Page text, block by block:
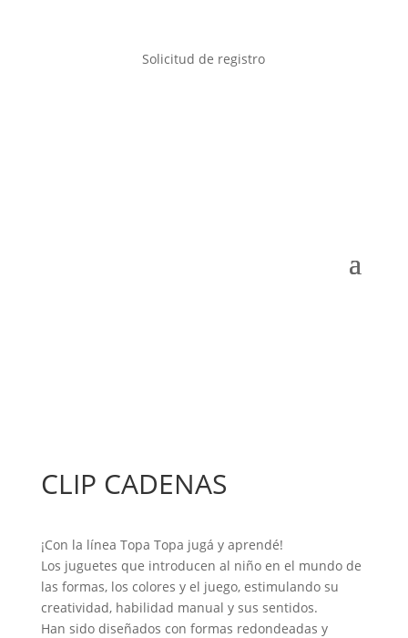
Solicitud de registro
CLIP CADENAS
¡Con la línea Topa Topa jugá y aprendé!
Los juguetes que introducen al niño en el mundo de
las formas, los colores y el juego, estimulando su
creatividad, habilidad manual y sus sentidos.
Han sido diseñados con formas redondeadas y